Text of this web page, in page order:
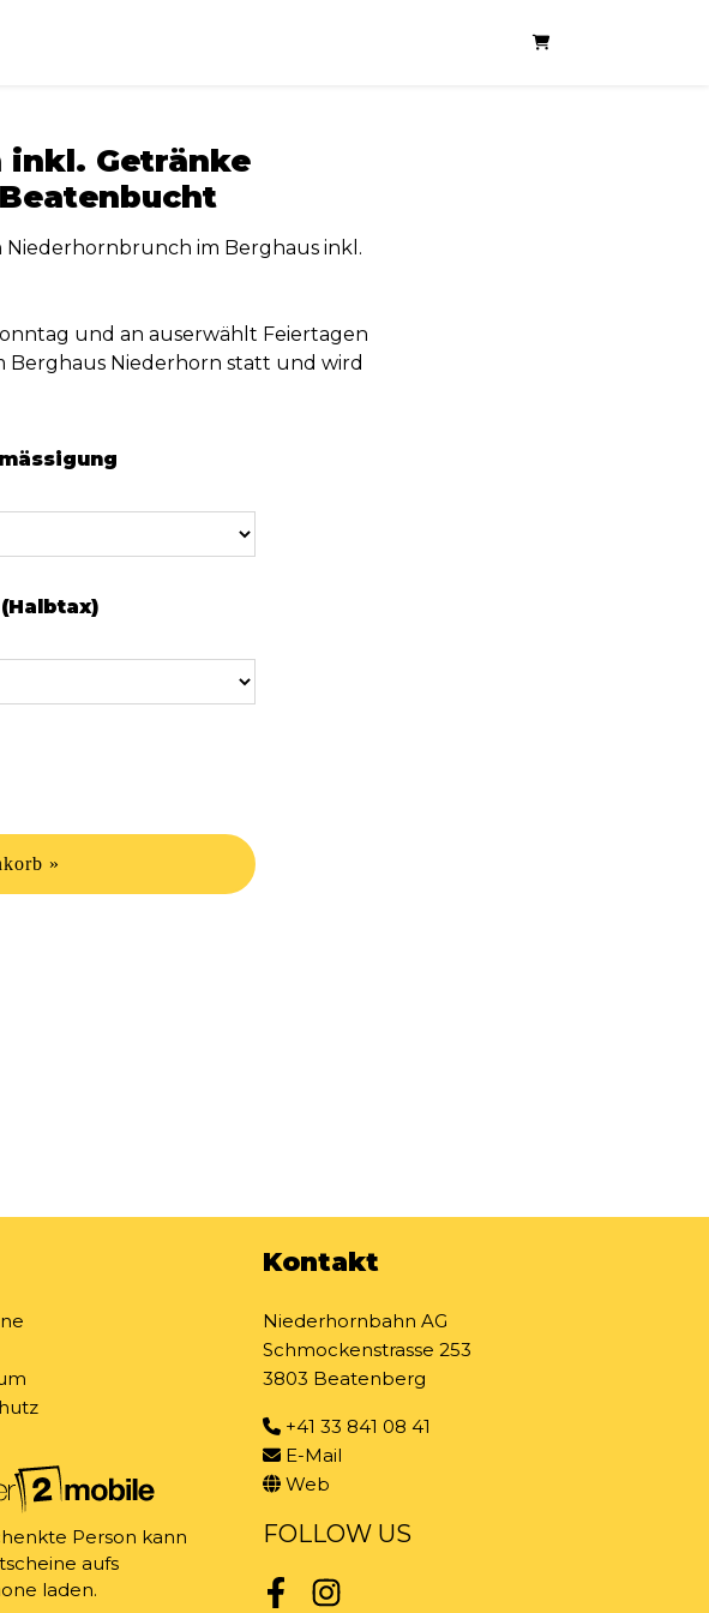
Warenkorb
inkl. Getränke
Niederhornbrunch im Berghaus inkl.
und an auserwählt Feiertagen
Berghaus Niederhorn statt und wird
»
Person kann
aufs
laden.
Kontakt
Niederhornbahn AG
Schmockenstrasse 253
3803 Beatenberg
+41 33 841 08 41
E-Mail
Web
FOLLOW US
FacebookInstagram